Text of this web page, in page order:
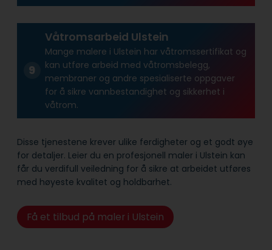
Våtromsarbeid Ulstein
Mange malere i Ulstein har våtroms­sertifikat og
kan utføre arbeid med våtroms­belegg,
membraner og andre spesialiserte oppgaver
for å sikre vann­bestandighet og sikkerhet i
våtrom.
Disse tjenestene krever ulike ferdigheter og et godt øye
for detaljer. Leier du en profesjonell maler i Ulstein kan
får du verdifull veiledning for å sikre at arbeidet utføres
med høyeste kvalitet og holdbarhet.
Få et tilbud på maler i Ulstein